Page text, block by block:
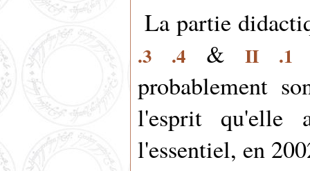
La partie
.3 .4 &II .1
probablement
l'esprit qu'elle
l'essentiel, en